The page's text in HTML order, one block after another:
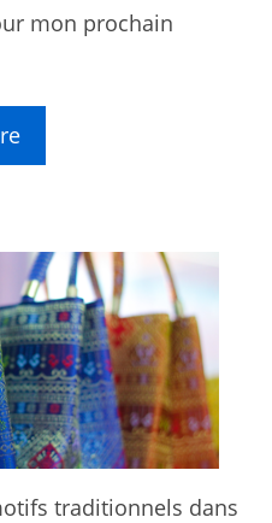
mon prochain
traditionnels dans